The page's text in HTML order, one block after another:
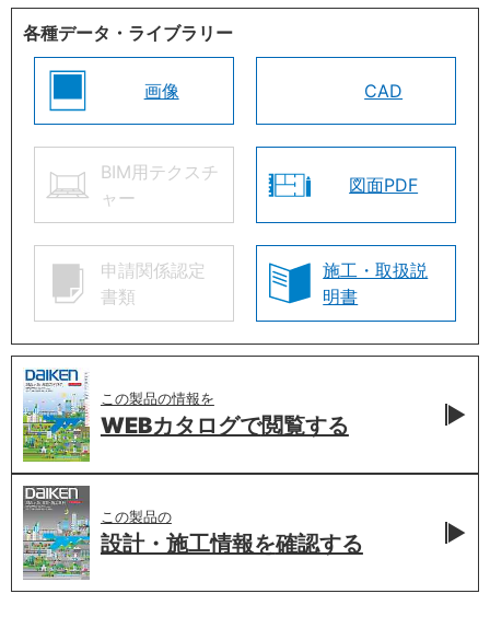
各種データ・ライブラリー
画像 CAD
BIM用テクスチ
ャー
図面PDF
申請関係認定
書類
施工・取扱説
明書
この製品の情報を
WEBカタログで閲覧する
この製品の
設計・施工情報を確認する